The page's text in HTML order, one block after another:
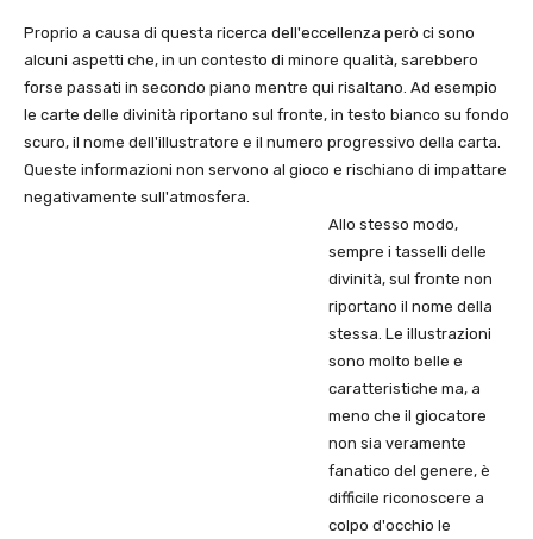
Proprio a causa di questa ricerca dell'eccellenza però ci sono
alcuni aspetti che, in un contesto di minore qualità, sarebbero
forse passati in secondo piano mentre qui risaltano. Ad esempio
le carte delle divinità riportano sul fronte, in testo bianco su fondo
scuro, il nome dell'illustratore e il numero progressivo della carta.
Queste informazioni non servono al gioco e rischiano di impattare
negativamente sull'atmosfera.
Allo stesso modo,
sempre i tasselli delle
divinità, sul fronte non
riportano il nome della
stessa. Le illustrazioni
sono molto belle e
caratteristiche ma, a
meno che il giocatore
non sia veramente
fanatico del genere, è
difficile riconoscere a
colpo d'occhio le